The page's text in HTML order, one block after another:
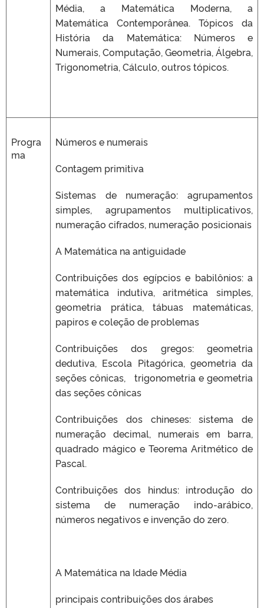
Média, a Matemática Moderna, a
Matemática Contemporânea. Tópicos da
História da Matemática: Números e
Numerais, Computação, Geometria, Álgebra,
Trigonometria, Cálculo, outros tópicos.
Progra
ma
Números e numerais
Contagem primitiva
Sistemas de numeração: agrupamentos
simples, agrupamentos multiplicativos,
numeração cifrados, numeração posicionais
A Matemática na antiguidade
Contribuições dos egípcios e babilônios: a
matemática indutiva, aritmética simples,
geometria prática, tábuas matemáticas,
papiros e coleção de problemas
Contribuições dos gregos: geometria
dedutiva, Escola Pitagórica, geometria da
seções cônicas, trigonometria e geometria
das seções cônicas
Contribuições dos chineses: sistema de
numeração decimal, numerais em barra,
quadrado mágico e Teorema Aritmético de
Pascal.
Contribuições dos hindus: introdução do
sistema de numeração indo-arábico,
números negativos e invenção do zero.
A Matemática na Idade Média
principais contribuições dos árabes